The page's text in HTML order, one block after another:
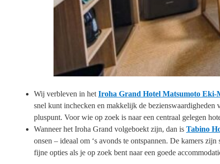
Wij verbleven in het Iroha Grand Hotel Matsumoto Eki-
snel kunt inchecken en makkelijk de
pluspunt. Voor wie op zoek is naar een centraal gelegen
Wanneer het Iroha Grand volgeboekt zijn, dan is Tabino
onsen – ideaal om ‘s avonds te ontspannen. De kamers
fijne opties als je op zoek bent naar een goede